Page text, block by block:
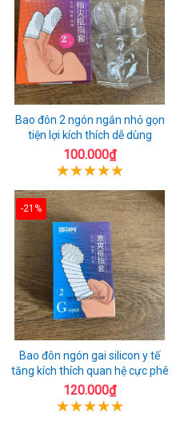
Bao đôn 2 ngón ngắn nhỏ gọn
tiện lợi kích thích dễ dùng
100.000₫
-21%
Bao đôn ngón gai silicon y tế
tăng kích thích quan hệ cực phê
120.000₫